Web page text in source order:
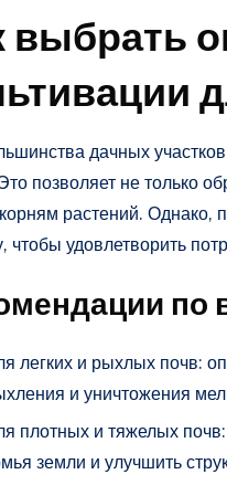
выбрать
дачных
позволяет не только
растений. Однако,
чтобы удовлетворить
по
легких и рыхлых почв:
и уничтожения
плотных и тяжелых
земли и улучшить